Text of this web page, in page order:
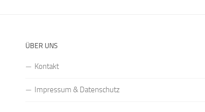
ÜBER UNS
Kontakt
Impressum & Datenschutz